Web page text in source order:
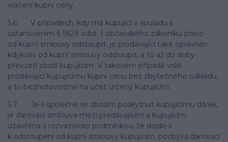
vrácení kupní ceny.
5.6. V případech, kdy má kupující v souladu s
ustanovením § 1829 odst. 1 občanského zákoníku právo
od kupní smlouvy odstoupit, je prodávající také oprávněn
kdykoliv od kupní smlouvy odstoupit, a to až do doby
převzetí zboží kupujícím. V takovém případě vrátí
prodávající kupujícímu kupní cenu bez zbytečného odkladu,
a to bezhotovostně na účet určený kupujícím.
5.7. Je-li společně se zbožím poskytnut kupujícímu dárek,
je darovací smlouva mezi prodávajícím a kupujícím
uzavřena s rozvazovací podmínkou, že dojde-li
k odstoupení od kupní smlouvy kupujícím, pozbývá darovací